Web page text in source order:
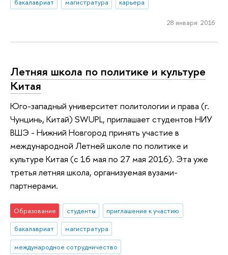
бакалавриат
магистратура карьера
28 января 2016
Летняя школа по политике и культуре
Китая
Юго-западный университет политологии и права (г.
Чунцинь, Китай) SWUPL, приглашает студентов НИУ
ВШЭ - Нижний Новгород принять участие в
международной Летней школе по политике и
культуре Китая (с 16 мая по 27 мая 2016). Эта уже
третья летняя школа, организуемая вузами-
партнерами.
Образование студенты
приглашение к участию
бакалавриат
магистратура
международное сотрудничество